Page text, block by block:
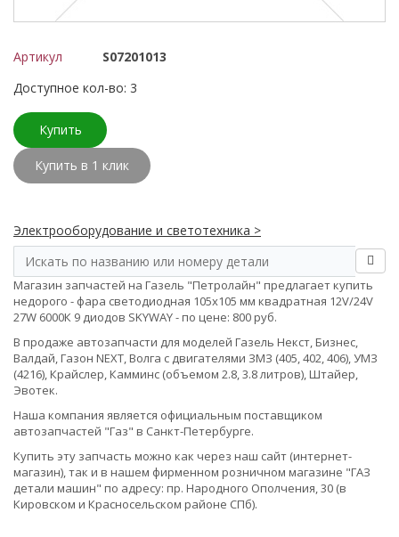
Артикул
S07201013
Доступное кол-во: 3
Купить
Купить в 1 клик
Электрооборудование и светотехника >
Магазин запчастей на Газель "Петролайн" предлагает купить
недорого - фара светодиодная 105х105 мм квадратная 12V/24V
27W 6000К 9 диодов SKYWAY - по цене: 800 руб.
В продаже автозапчасти для моделей Газель Некст, Бизнес,
Валдай, Газон NEXT, Волга с двигателями ЗМЗ (405, 402, 406), УМЗ
(4216), Крайслер, Камминс (объемом 2.8, 3.8 литров), Штайер,
Эвотек.
Наша компания является официальным поставщиком
автозапчастей "Газ" в Санкт-Петербурге.
Купить эту запчасть можно как через наш сайт (интернет-
магазин), так и в нашем фирменном розничном магазине "ГАЗ
детали машин" по адресу: пр. Народного Ополчения, 30 (в
Кировском и Красносельском районе СПб).